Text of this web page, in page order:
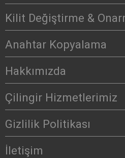
Kilit Değiştirme &
Anahtar Kopyalama
Hakkımızda
Çilingir Hizmetlerimiz
Gizlilik Politikası
İletişim